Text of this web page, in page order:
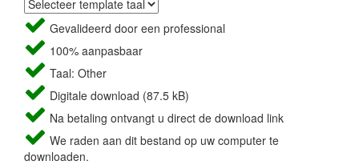
Gevalideerd door een professional
100% aanpasbaar
Taal: Other
Digitale download (87.5 kB)
Na betaling ontvangt u direct de download link
We raden aan dit bestand op uw computer te
downloaden.